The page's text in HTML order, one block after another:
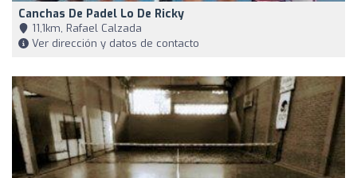
Canchas De Padel Lo De Ricky
11,1km, Rafael Calzada
Ver dirección y datos de contacto